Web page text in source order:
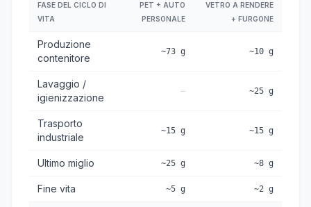
FASE DEL CICLO DI
VITA
PET + AUTO
PERSONALE
VETRO A RENDERE
+ FURGONE
Produzione
contenitore
~73 g ~10 g
Lavaggio /
igienizzazione
— ~25 g
Trasporto
industriale
~15 g ~15 g
Ultimo miglio ~25 g ~8 g
Fine vita ~5 g ~2 g